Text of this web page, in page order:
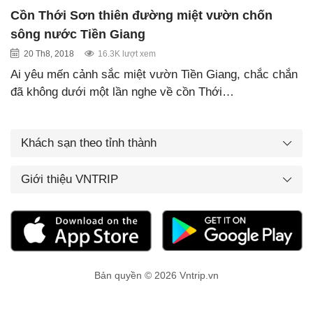
Cồn Thới Sơn thiên đường miệt vườn chốn
sông nước Tiền Giang
20 Th8, 2018 16.3K lượt xem
Ai yêu mến cảnh sắc miệt vườn Tiền Giang, chắc chắn
đã không dưới một lần nghe về cồn Thới…
Khách sạn theo tỉnh thành
Giới thiệu VNTRIP
Bản quyền © 2026 Vntrip.vn